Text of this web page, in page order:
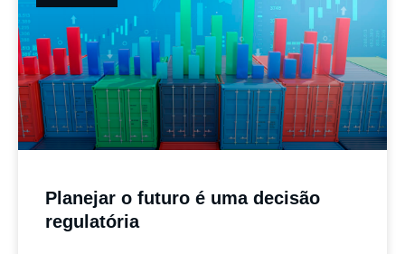
Planejar o futuro é uma decisão
regulatória